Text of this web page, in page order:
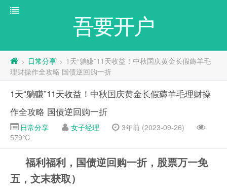
吾要开户
> 日常分享 > 1天“躺赚”11天收益！中秋国庆黄金长假薅羊毛
理财操作全攻略 国债逆回购一折
1天“躺赚”11天收益！中秋国庆黄金长假薅羊毛理财操
作全攻略 国债逆回购一折
日常分享 女子经理
3年前 (2023-09-26)
579℃
福利福利，国债逆回购一折，股票万一免
五，文末获取）